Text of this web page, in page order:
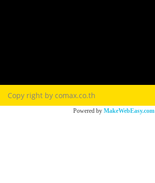
Copy right by comax.co.th
Powered by MakeWebEasy.com